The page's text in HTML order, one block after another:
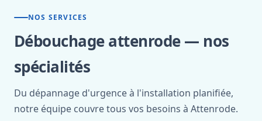
NOS SERVICES
Débouchage attenrode — nos
spécialités
Du dépannage d'urgence à l'installation planifiée,
notre équipe couvre tous vos besoins à Attenrode.